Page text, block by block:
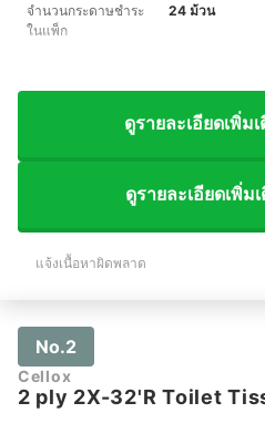
จำนวนกระดาษชำระ
ในแพ็ก
24 ม้วน
ดูรายละเอียดเพิ่ม
ดูรายละเอียดเพิ่ม
แจ้งเนื้อหาผิดพลาด
No.2
Cellox
2 ply 2X-32'R Toilet